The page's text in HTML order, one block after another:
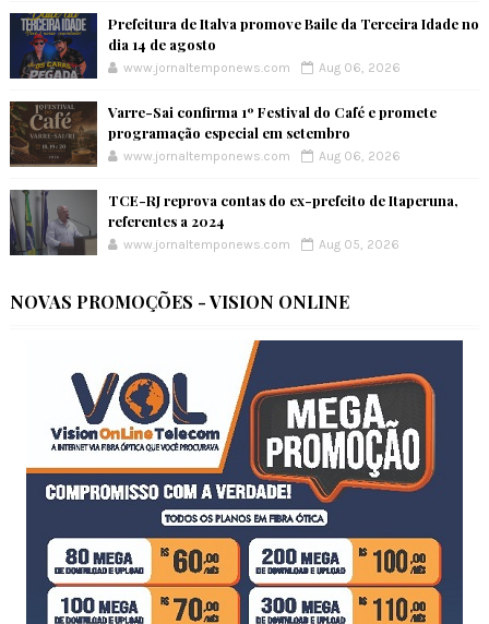
Prefeitura de Italva promove Baile da Terceira Idade no
dia 14 de agosto
www.jornaltemponews.com Aug 06, 2026
Varre-Sai confirma 1º Festival do Café e promete
programação especial em setembro
www.jornaltemponews.com Aug 06, 2026
TCE-RJ reprova contas do ex-prefeito de Itaperuna,
referentes a 2024
www.jornaltemponews.com Aug 05, 2026
NOVAS PROMOÇÕES - VISION ONLINE